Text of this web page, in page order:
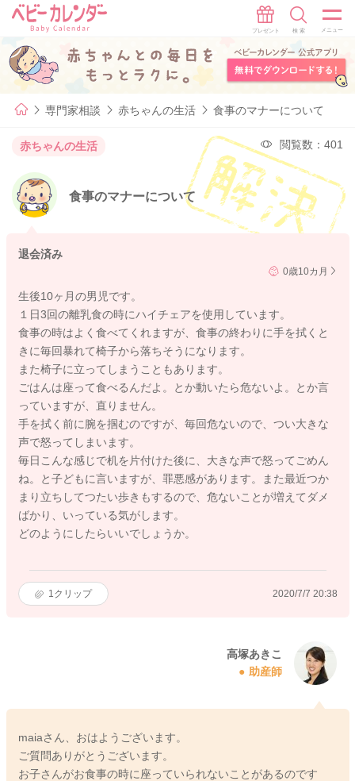
専門家相談 赤ちゃんの生活 食事のマナーについて
赤ちゃんの生活 閲覧数：401
食事のマナーについて
退会済み
0歳10カ月
生後10ヶ月の男児です。
１日3回の離乳食の時にハイチェアを使用しています。
食事の時はよく食べてくれますが、食事の終わりに手を拭くと
きに毎回暴れて椅子から落ちそうになります。
また椅子に立ってしまうこともあります。
ごはんは座って食べるんだよ。とか動いたら危ないよ。とか言
っていますが、直りません。
手を拭く前に腕を掴むのですが、毎回危ないので、つい大きな
声で怒ってしまいます。
毎日こんな感じで机を片付けた後に、大きな声で怒ってごめん
ね。と子どもに言いますが、罪悪感があります。また最近つか
まり立ちしてつたい歩きもするので、危ないことが増えてダメ
ばかり、いっている気がします。
どのようにしたらいいでしょうか。
1 クリップ 2020/7/7 20:38
高塚あきこ
助産師
maiaさん、おはようございます。
ご質問ありがとうございます。
お子さんがお食事の時に座っていられないことがあるのです